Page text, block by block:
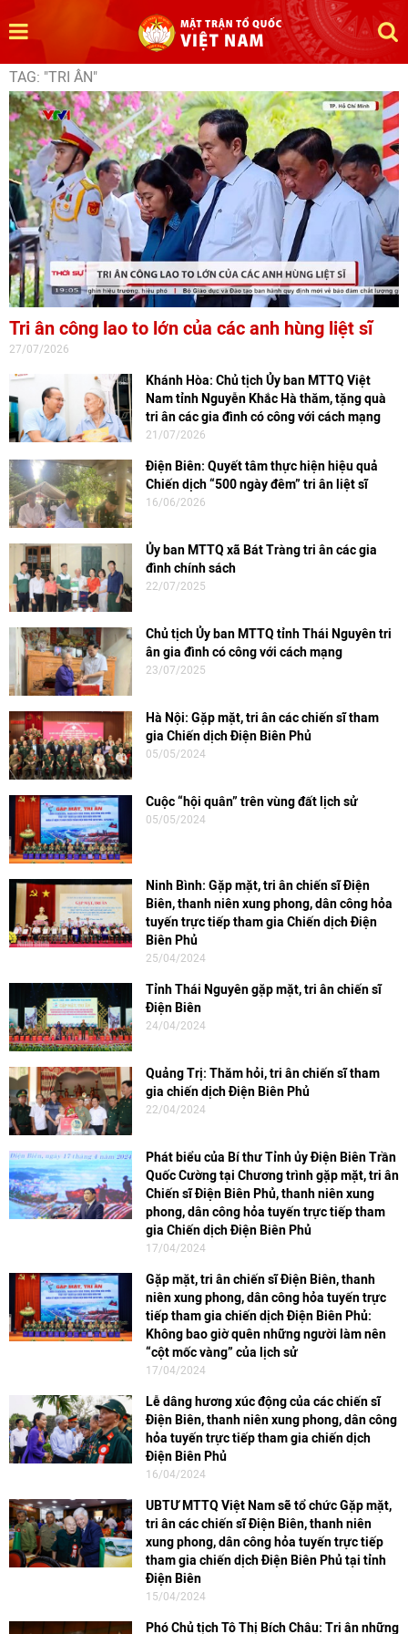
TAG: "TRI ÂN"
Tri ân công lao to lớn của các anh hùng liệt sĩ
27/07/2026
Khánh Hòa: Chủ tịch Ủy ban MTTQ Việt
Nam tỉnh Nguyễn Khắc Hà thăm, tặng quà
tri ân các gia đình có công với cách mạng
21/07/2026
Điện Biên: Quyết tâm thực hiện hiệu quả
Chiến dịch “500 ngày đêm” tri ân liệt sĩ
16/06/2026
Ủy ban MTTQ xã Bát Tràng tri ân các gia
đình chính sách
22/07/2025
Chủ tịch Ủy ban MTTQ tỉnh Thái Nguyên tri
ân gia đình có công với cách mạng
23/07/2025
Hà Nội: Gặp mặt, tri ân các chiến sĩ tham
gia Chiến dịch Điện Biên Phủ
05/05/2024
Cuộc “hội quân” trên vùng đất lịch sử
05/05/2024
Ninh Bình: Gặp mặt, tri ân chiến sĩ Điện
Biên, thanh niên xung phong, dân công hỏa
tuyến trực tiếp tham gia Chiến dịch Điện
Biên Phủ
25/04/2024
Tỉnh Thái Nguyên gặp mặt, tri ân chiến sĩ
Điện Biên
24/04/2024
Quảng Trị: Thăm hỏi, tri ân chiến sĩ tham
gia chiến dịch Điện Biên Phủ
22/04/2024
Phát biểu của Bí thư Tỉnh ủy Điện Biên Trần
Quốc Cường tại Chương trình gặp mặt, tri ân
Chiến sĩ Điện Biên Phủ, thanh niên xung
phong, dân công hỏa tuyến trực tiếp tham
gia Chiến dịch Điện Biên Phủ
17/04/2024
Gặp mặt, tri ân chiến sĩ Điện Biên, thanh
niên xung phong, dân công hỏa tuyến trực
tiếp tham gia chiến dịch Điện Biên Phủ:
Không bao giờ quên những người làm nên
“cột mốc vàng” của lịch sử
17/04/2024
Lễ dâng hương xúc động của các chiến sĩ
Điện Biên, thanh niên xung phong, dân công
hỏa tuyến trực tiếp tham gia chiến dịch
Điện Biên Phủ
16/04/2024
UBTƯ MTTQ Việt Nam sẽ tổ chức Gặp mặt,
tri ân các chiến sĩ Điện Biên, thanh niên
xung phong, dân công hỏa tuyến trực tiếp
tham gia chiến dịch Điện Biên Phủ tại tỉnh
Điện Biên
15/04/2024
Phó Chủ tịch Tô Thị Bích Châu: Tri ân những